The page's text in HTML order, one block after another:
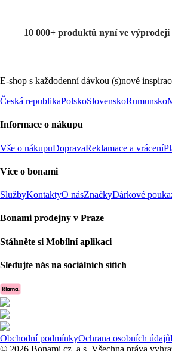
10 000+ produktů nyní ve výprodeji
E-shop s každodenní dávkou (s)nové
Česká republikaPolskoSlovenskoRumunsko
Informace o nákupu
Vše o nákupuDopravaReklamace a vrácení
Více o bonami
SlužbyKontaktyO násZnačkyDárkové
Bonami prodejny v Praze
Stáhněte si Mobilní aplikaci
Sledujte nás na sociálních sítích
Obchodní podmínkyOchrana osobních údajů